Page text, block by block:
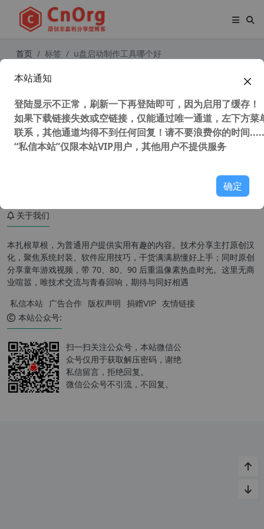
首页 标签 u盘启动制作工具哪个好
关于我们
本扎根草根，为普通用户提供实用有趣的内容。技术分享主打原创汉
化，聚焦系统封装、软件应用技巧，干货满满易懂好上手；同时原创
分享童年游戏视频，带 70、80、90 后重温像素热血时光。这里无商
业喧嚣，唯技术交流与青春回响，期待与同好相遇
私信本站 广告合作 版权声明 捐赠VIP 友情链接
本站公众号:
扫一扫关注公众号，本站微信公
众号仅用于获取解压密码，谢绝
私信留言，拒绝回复。
微信公众号不引流，不回复。
本站通知
登陆显示不正常，刷新一下再登陆即可，因为启用了缓存！
如果下载链接失效或空链接，仅能通过唯一通道，左下方菜
联系，其他通道均得不到任何回复！请不要浪费你的时间
“私信本站”仅限本站VIP用户，其他用户不提供服务
确定